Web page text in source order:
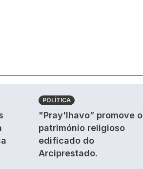
POLÍTICA
"Pray'lhavo” promove o
património religioso
edificado do
Arciprestado.